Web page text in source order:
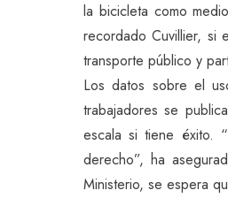
la bicicleta como
recordado Cuvillier, si
transporte público y
Los datos sobre el
trabajadores se
escala si tiene éxito.
derecho”, ha
Ministerio, se espera